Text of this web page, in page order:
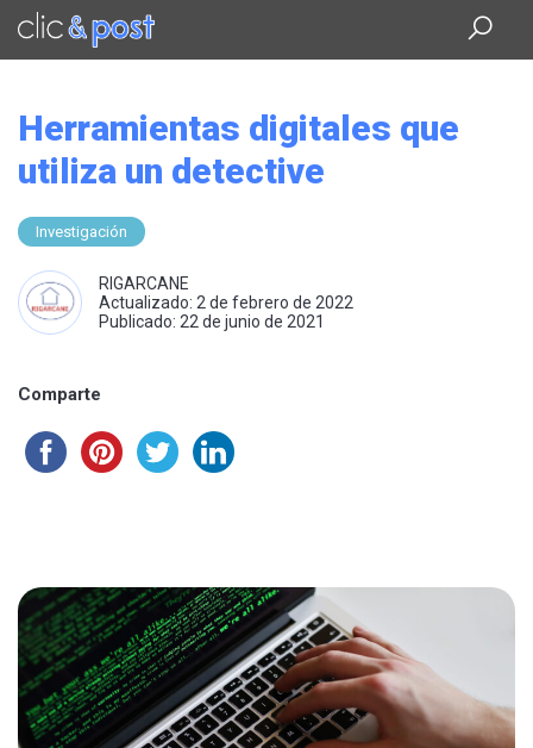
Saltar
contenido
Herramientas digitales que
utiliza un detective
Investigación
RIGARCANE
Actualizado: 2 de febrero de 2022
Publicado: 22 de junio de 2021
Comparte